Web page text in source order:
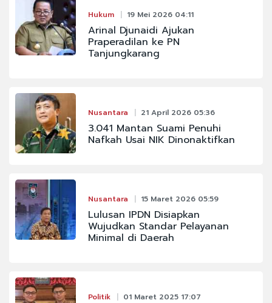
Hukum 19 Mei 2026 04:11
Arinal Djunaidi Ajukan
Praperadilan ke PN
Tanjungkarang
Nusantara 21 April 2026 05:36
3.041 Mantan Suami Penuhi
Nafkah Usai NIK Dinonaktifkan
Nusantara 15 Maret 2026 05:59
Lulusan IPDN Disiapkan
Wujudkan Standar Pelayanan
Minimal di Daerah
Politik 01 Maret 2025 17:07